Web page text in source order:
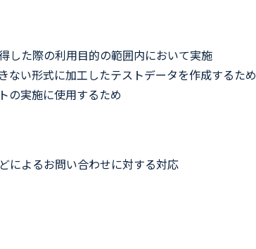
した際の利用目的の範囲内において実施
ない形式に加工したテストデータを作成するため
の実施に使用するため
によるお問い合わせに対する対応